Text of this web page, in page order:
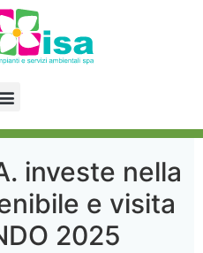
investe nella
e visita
2025